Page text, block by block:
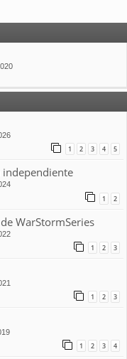
1 2 3 4 5
independiente
1 2
WarStormSeries
1 2 3
1 2 3
1 2 3 4